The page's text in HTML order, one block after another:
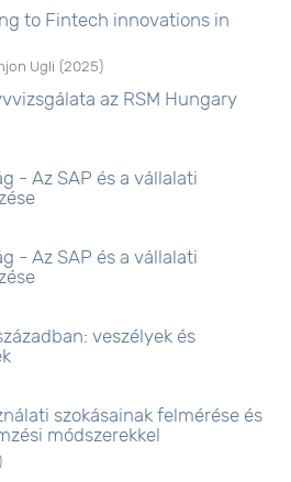
to Fintech innovations in
Ugli (2025)
az RSM Hungary
- Az SAP és a vállalati
- Az SAP és a vállalati
veszélyek és
szokásainak felmérése és
módszerekkel